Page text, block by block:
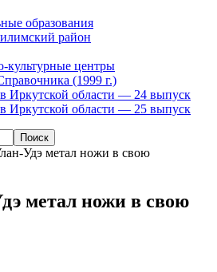
образования
район
культурные центры
(1999 г.)
в Иркутской области — 24 выпуск
в Иркутской области — 25 выпуск
Удэ метал ножи в свою
метал ножи в свою